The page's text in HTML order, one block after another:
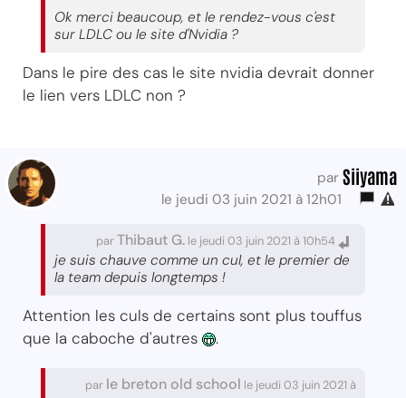
Ok merci beaucoup, et le rendez-vous c'est
sur LDLC ou le site d'Nvidia ?
Dans le pire des cas le site nvidia devrait donner
le lien vers LDLC non ?
par Siiyama
le jeudi 03 juin 2021 à 12h01
parThibaut G. le jeudi 03 juin 2021 à 10h54
je suis chauve comme un cul, et le premier de
la team depuis longtemps !
Attention les culs de certains sont plus touffus
que la caboche d'autres
.
par le breton old school le jeudi 03 juin 2021 à